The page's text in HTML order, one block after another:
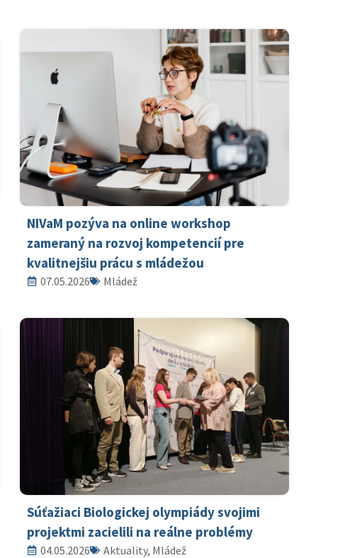
NIVaM pozýva na online workshop
zameraný na rozvoj kompetencií pre
kvalitnejšiu prácu s mládežou
07.05.2026 Mládež
Súťažiaci Biologickej olympiády svojimi
projektmi zacielili na reálne problémy
04.05.2026 Aktuality, Mládež